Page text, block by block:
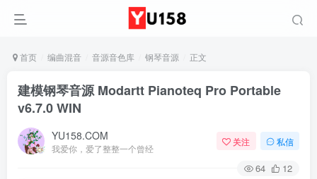
首页 编曲混音 音源音色库 钢琴音源 正文
建模钢琴音源 Modartt Pianoteq Pro Portable
v6.7.0 WIN
YU158.COM
我爱你，爱了整整一个曾经
关注 私信
64 12